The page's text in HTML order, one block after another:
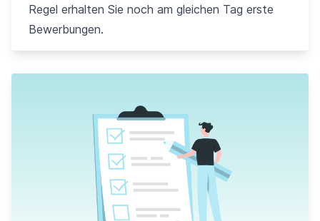
Regel erhalten Sie noch am gleichen Tag erste
Bewerbungen.